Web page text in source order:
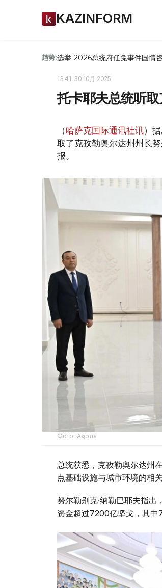
KAZINFORM
趋势:选举-2026总统府任免事件国情
13:41, 30 10月 2025
托卡耶夫总统听
（哈萨克国际通讯社讯）
取了克孜勒奥尔达州州长
报。
Фото: Ақорда
总统获悉，克孜勒奥尔达州
点基础设施与城市环境的相关
努尔勒别克·纳勒巴耶夫指
资金超过7200亿坚戈，其中